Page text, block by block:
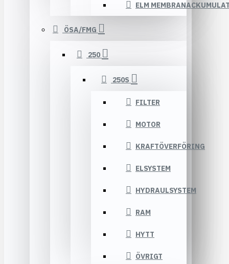
ELM
ÖSA/FMG
250
250S
FILTER
MOTOR
KRAFTÖVERFÖRING
ELSYSTEM
HYDRAULSYSTEM
RAM
HYTT
ÖVRIGT